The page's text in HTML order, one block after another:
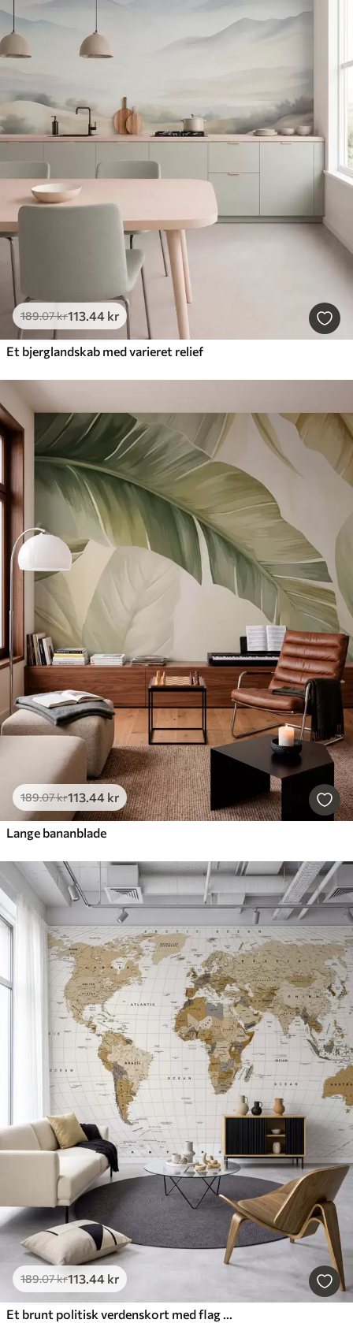
189.07kr113.44 kr
Et bjerglandskab med varieret relief
189.07kr113.44 kr
Lange bananblade
189.07kr113.44 kr
Et brunt politisk verdenskort med flag på engelsk